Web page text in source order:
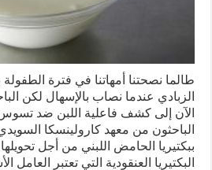
طالما نصحتنا أمهاتنا في فترة
الزبادي عندما نصاب بالإسهال لكن
الآن إلى کشف فاعلية اللبن ضد
الباحثون من معهد كارولينسكا
ببكتيريا الحامض اللبني من أجل
البكتيريا العنقودية التي تعتبر